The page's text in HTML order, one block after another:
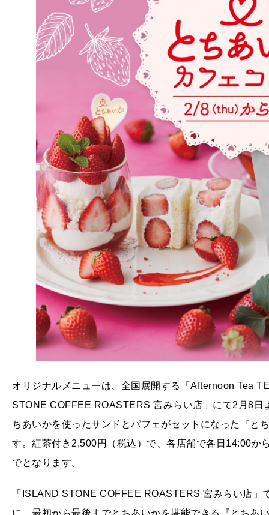
オリジナルメニューは、全国展開する「Afternoon Tea
STONE COFFEE ROASTERS 宮みらい店」にて2月8
ちあいかを使ったサンドとパフェがセットになった『と
す。紅茶付き2,500円（税込）で、各店舗で各日14:00か
でとなります。
「ISLAND STONE COFFEE ROASTERS 宮みらい店
に、最初から最後までとちあいかを堪能できる『とちあ